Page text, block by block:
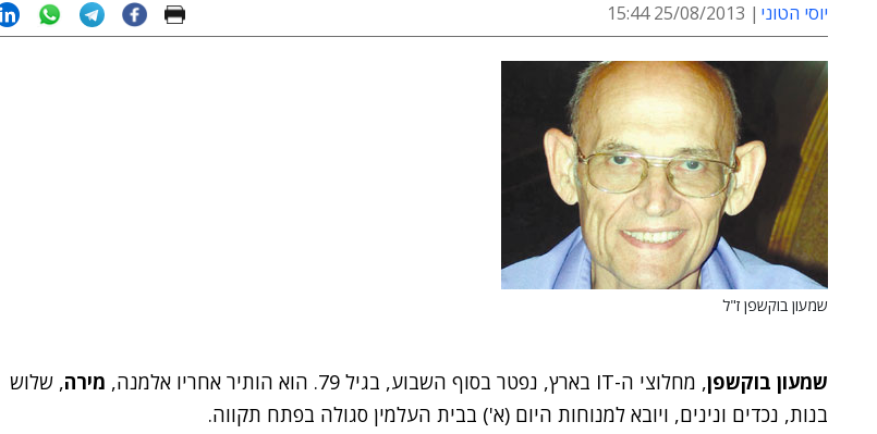
יוסי הטוני 25/08/2013 15:44
שמעון בוקשפן ז"ל
שמעון בוקשפן, מחלוצי ה-IT בארץ, נפטר בסוף השבוע, בגיל 79. הוא הותיר אחריו אלמנה, מירה, שלוש
בנות, נכדים ונינים, ויובא למנוחות היום (א') בבית העלמין סגולה בפתח תקווה.